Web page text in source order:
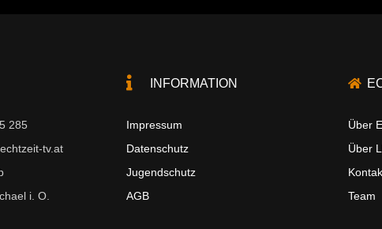
285
tv.at
i. O.
INFORMATION
Impressum
Datenschutz
Jugendschutz
AGB
Über
Über
Team